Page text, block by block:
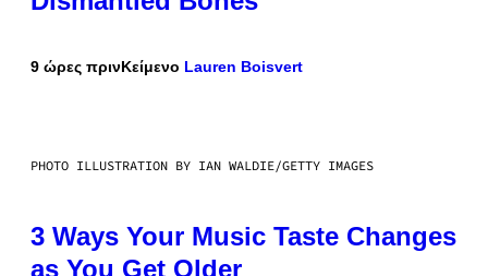
9 ώρες πρινΚείμενο Lauren Boisvert
PHOTO ILLUSTRATION BY IAN WALDIE/GETTY IMAGES
3 Ways Your Music Taste Changes
as You Get Older